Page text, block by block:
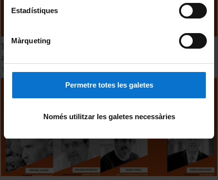
Estadístiques
Màrqueting
Permetre totes les galetes
Només utilitzar les galetes necessàries
Tomorrow Tastes Mediterranean. 2024 Edition. Welcome
and Opening Remarks